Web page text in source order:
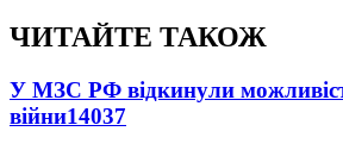
ЧИТАЙТЕ ТАКОЖ
У МЗС РФ відкинули
війни14037